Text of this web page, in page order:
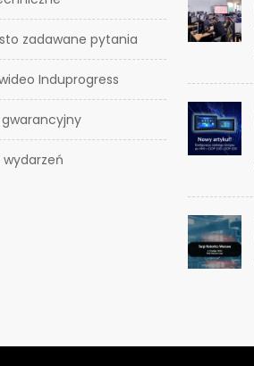
zadawane pytania
Induprogress